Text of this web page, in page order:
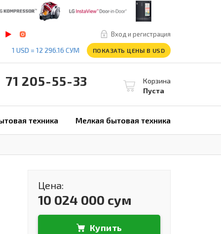
Вход и регистрация
1 USD = 12 296.16 СУМ
ПОКАЗАТЬ ЦЕНЫ В USD
Корзина
Пуста
205-55-33
техника Мелкая бытовая техника
Цена:
10 024 000 сум
Купить